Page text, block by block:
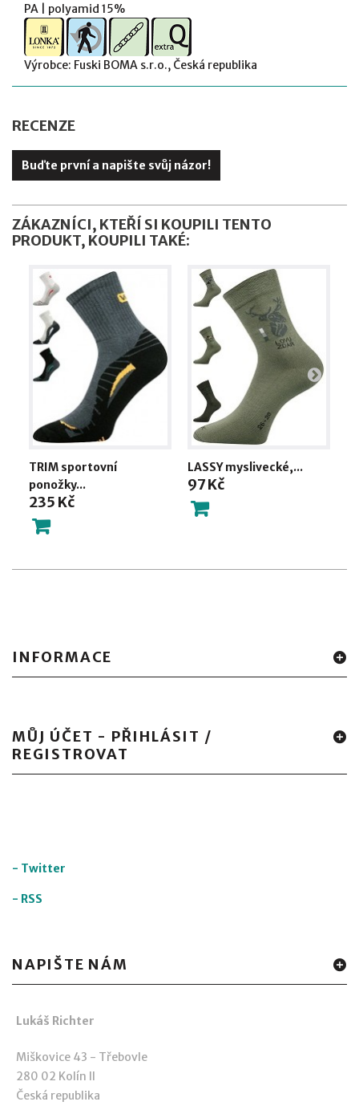
PA | polyamid 15%
Výrobce: Fuski BOMA s.r.o., Česká republika
RECENZE
Buďte první a napište svůj názor!
ZÁKAZNÍCI, KTEŘÍ SI KOUPILI TENTO
PRODUKT, KOUPILI TAKÉ:
TRIM sportovní
ponožky...
235 Kč
LASSY myslivecké,...
97 Kč
INFORMACE
MŮJ ÚČET - PŘIHLÁSIT /
REGISTROVAT
- Twitter
- RSS
NAPIŠTE NÁM
Lukáš Richter
Miškovice 43 - Třebovle
280 02 Kolín II
Česká republika